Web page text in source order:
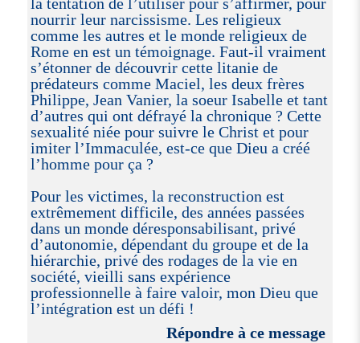
la tentation de l’utiliser pour s’affirmer, pour
nourrir leur narcissisme. Les religieux
comme les autres et le monde religieux de
Rome en est un témoignage. Faut-il vraiment
s’étonner de découvrir cette litanie de
prédateurs comme Maciel, les deux frères
Philippe, Jean Vanier, la soeur Isabelle et tant
d’autres qui ont défrayé la chronique ? Cette
sexualité niée pour suivre le Christ et pour
imiter l’Immaculée, est-ce que Dieu a créé
l’homme pour ça ?
Pour les victimes, la reconstruction est
extrêmement difficile, des années passées
dans un monde déresponsabilisant, privé
d’autonomie, dépendant du groupe et de la
hiérarchie, privé des rodages de la vie en
société, vieilli sans expérience
professionnelle à faire valoir, mon Dieu que
l’intégration est un défi !
Répondre à ce message